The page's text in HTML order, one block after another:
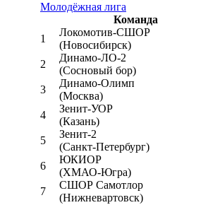
Молодёжная лига
Команда
1
Локомотив-CШОР
(Новосибирск)
2
Динамо-ЛО-2
(Сосновый бор)
3
Динамо-Олимп
(Москва)
4
Зенит-УОР
(Казань)
5
Зенит-2
(Санкт-Петербург)
6
ЮКИОР
(ХМАО-Югра)
7
СШОР Самотлор
(Нижневартовск)